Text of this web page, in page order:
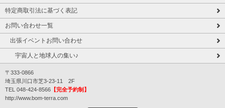
特定商取引法に基づく表記
お問い合わせ一覧
出張イベントお問い合わせ
宇宙人と地球人の集い♪
〒333-0866
埼玉県川口市芝3-23-11 2F
TEL 048-424-8566 【完全予約制】
http://www.bom-terra.com